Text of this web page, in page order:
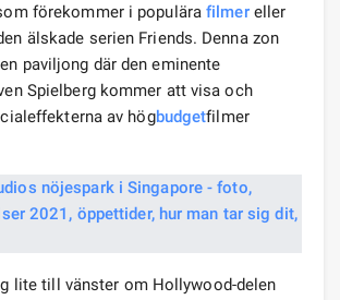
förekommer i populärafilmereller
älskade serien Friends. Denna zon
paviljong där den eminente
Spielberg kommer att visa och
av högbudgetfilmer
lite till vänster om Hollywood-delen